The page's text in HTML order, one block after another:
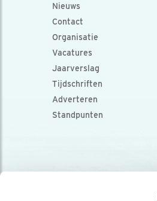
Nieuws
Contact
Organisatie
Vacatures
Jaarverslag
Tijdschriften
Adverteren
Standpunten